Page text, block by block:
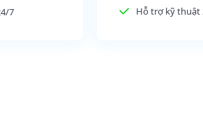
7
Hỗ trợ kỹ thuật